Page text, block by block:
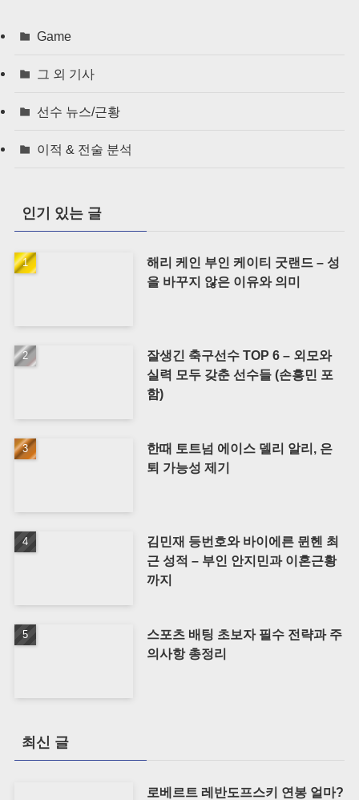
Game
그 외 기사
선수 뉴스/근황
이적 & 전술 분석
인기 있는 글
해리 케인 부인 케이티 굿랜드 – 성
을 바꾸지 않은 이유와 의미
잘생긴 축구선수 TOP 6 – 외모와
실력 모두 갖춘 선수들 (손흥민 포
함)
한때 토트넘 에이스 델리 알리, 은
퇴 가능성 제기
김민재 등번호와 바이에른 뮌헨 최
근 성적 – 부인 안지민과 이혼근황
까지
스포츠 배팅 초보자 필수 전략과 주
의사항 총정리
최신 글
로베르트 레반도프스키 연봉 얼마?